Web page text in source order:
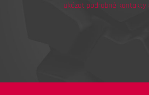
ukázat podrobné kontakty